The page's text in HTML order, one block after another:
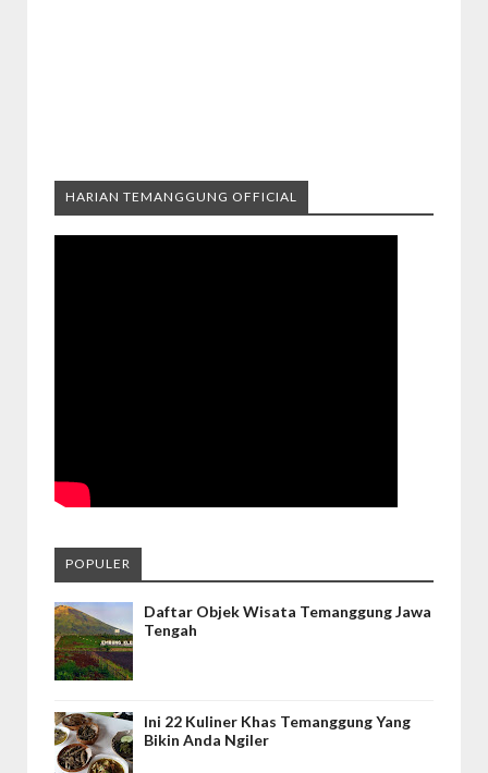
HARIAN TEMANGGUNG OFFICIAL
POPULER
Daftar Objek Wisata Temanggung Jawa
Tengah
Ini 22 Kuliner Khas Temanggung Yang
Bikin Anda Ngiler